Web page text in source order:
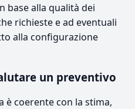
base alla qualità dei
richieste e ad eventuali
alla configurazione
un preventivo
è coerente con la stima,